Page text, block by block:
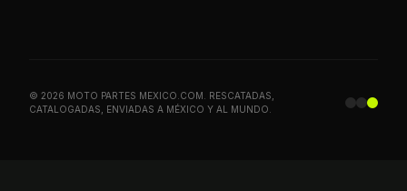
© 2026 MOTO PARTES MEXICO.COM. RESCATADAS,
CATALOGADAS, ENVIADAS A MÉXICO Y AL MUNDO.